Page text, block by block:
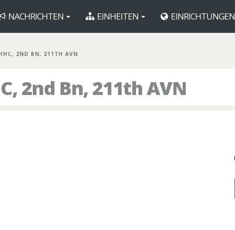
NACHRICHTEN EINHEITEN EINRICHTUNGEN
2ND BN, 211TH AVN
2nd Bn, 211th AVN